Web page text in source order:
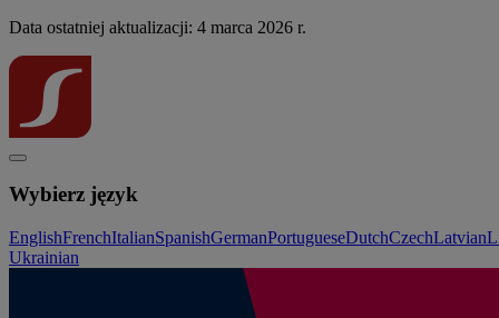
Data ostatniej aktualizacji: 4 marca 2026 r.
Wybierz język
EnglishFrenchItalianSpanishGermanPortugueseDutchCzechLatvian
Ukrainian